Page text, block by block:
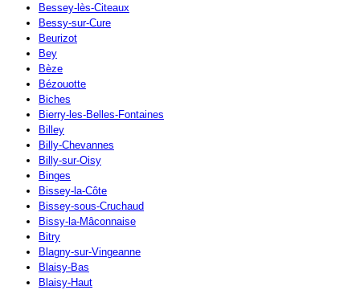
Bessey-lès-Citeaux
Bessy-sur-Cure
Beurizot
Bey
Bèze
Bézouotte
Biches
Bierry-les-Belles-Fontaines
Billey
Billy-Chevannes
Billy-sur-Oisy
Binges
Bissey-la-Côte
Bissey-sous-Cruchaud
Bissy-la-Mâconnaise
Bitry
Blagny-sur-Vingeanne
Blaisy-Bas
Blaisy-Haut